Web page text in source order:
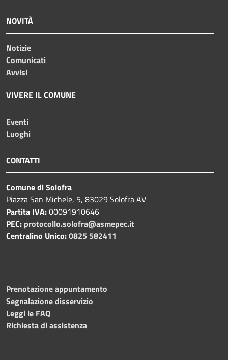
NOVITÀ
Notizie
Comunicati
Avvisi
VIVERE IL COMUNE
Eventi
Luoghi
CONTATTI
Comune di Solofra
Piazza San Michele, 5, 83029 Solofra AV
Partita IVA:00091910646
PEC: protocollo.solofra@asmepec.it
Centralino Unico:0825 582411
Prenotazione appuntamento
Segnalazione disservizio
Leggi le FAQ
Richiesta di assistenza